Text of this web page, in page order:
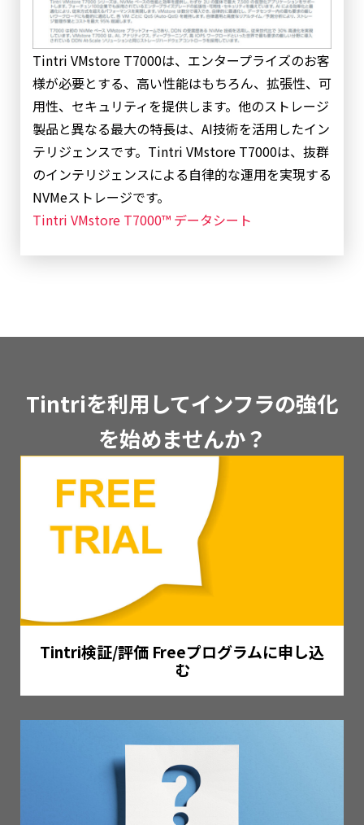
Tintri VMstore T7000は、エンタープライズのお客
様が必要とする、高い性能はもちろん、拡張性、可
用性、セキュリティを提供します。他のストレージ
製品と異なる最大の特長は、AI技術を活用したイン
テリジェンスです。Tintri VMstore T7000は、抜群
のインテリジェンスによる自律的な運用を実現する
NVMeストレージです。
Tintri VMstore T7000™ データシート
Tintriを利用してインフラの強化
を始めませんか？
Tintri検証/評価 Freeプログラムに申し込
む